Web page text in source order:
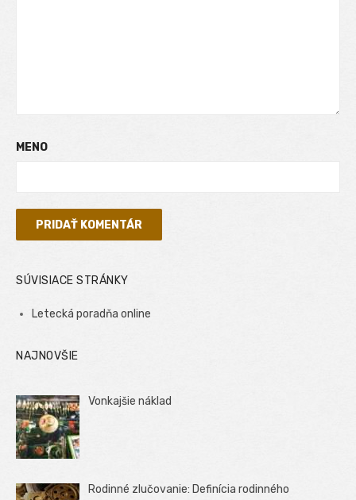
MENO
SÚVISIACE STRÁNKY
Letecká poradňa online
NAJNOVŠIE
Vonkajšie náklad
Rodinné zlučovanie: Definícia rodinného